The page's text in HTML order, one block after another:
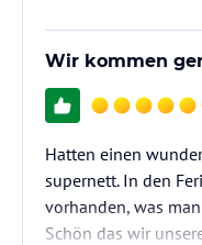
Wir kommen
Hatten einen
supernett. In den
vorhanden, was
Schön das wir